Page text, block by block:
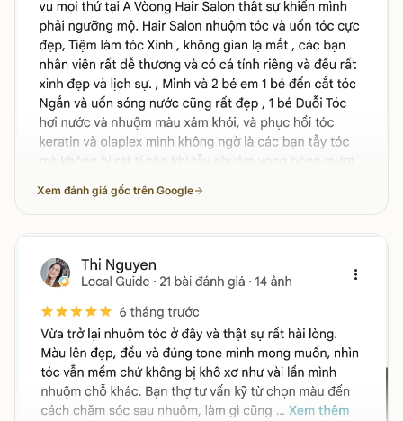
Xem đánh giá gốc trên Google